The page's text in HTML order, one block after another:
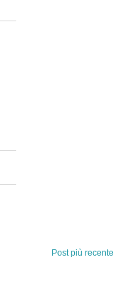
Post più recente